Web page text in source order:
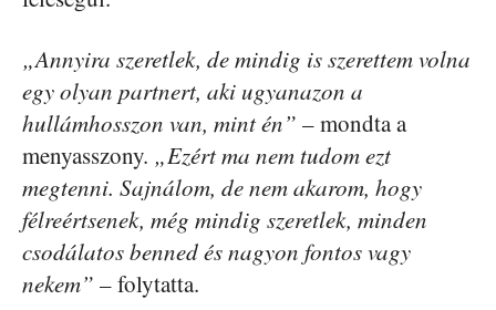
„Annyira szeretlek, de mindig is szerettem volna
egy olyan partnert, aki ugyanazon a
hullámhosszon van, mint én” – mondta a
menyasszony. „Ezért ma nem tudom ezt
megtenni. Sajnálom, de nem akarom, hogy
félreértsenek, még mindig szeretlek, minden
csodálatos benned és nagyon fontos vagy
nekem” – folytatta.